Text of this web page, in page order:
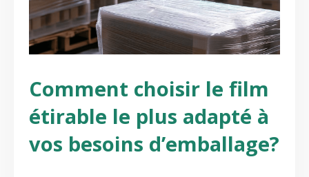
Comment choisir le film
étirable le plus adapté à
vos besoins d’emballage?